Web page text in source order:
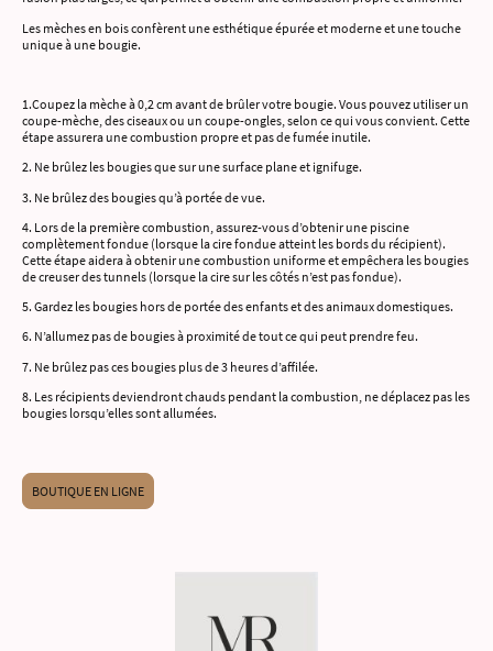
Les mèches en bois confèrent une esthétique épurée et moderne et une touche
unique à une bougie.
1.Coupez la mèche à 0,2 cm avant de brûler votre bougie. Vous pouvez utiliser un
coupe-mèche, des ciseaux ou un coupe-ongles, selon ce qui vous convient. Cette
étape assurera une combustion propre et pas de fumée inutile.
2. Ne brûlez les bougies que sur une surface plane et ignifuge.
3. Ne brûlez des bougies qu’à portée de vue.
4. Lors de la première combustion, assurez-vous d’obtenir une piscine
complètement fondue (lorsque la cire fondue atteint les bords du récipient).
Cette étape aidera à obtenir une combustion uniforme et empêchera les bougies
de creuser des tunnels (lorsque la cire sur les côtés n’est pas fondue).
5. Gardez les bougies hors de portée des enfants et des animaux domestiques.
6. N’allumez pas de bougies à proximité de tout ce qui peut prendre feu.
7. Ne brûlez pas ces bougies plus de 3 heures d’affilée.
8. Les récipients deviendront chauds pendant la combustion, ne déplacez pas les
bougies lorsqu’elles sont allumées.
BOUTIQUE EN LIGNE